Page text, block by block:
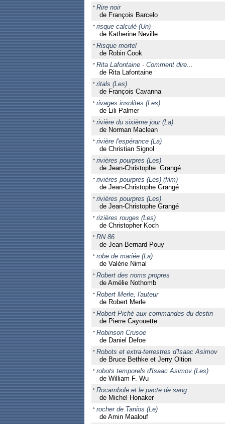
Rire noir
de François Barcelo
risque calculé (Un)
de Katherine Neville
Risque mortel
de Robin Cook
Rita Lafontaine - Comment dire...
de Rita Lafontaine
ritals (Les)
de François Cavanna
rivages insolites (Les)
de Lili Palmer
rivière du sixième jour (La)
de Norman Maclean
rivière l'espérance (La)
de Christian Signol
rivières pourpres (Les)
de Jean-Christophe Grangé
rivières pourpres (Les) (film)
de Jean-Christophe Grangé
rivières pourpres (Les)
de Jean-Christophe Grangé
rizières rouges (Les)
de Christopher Koch
RN 86
de Jean-Bernard Pouy
robe de mariée (La)
de Valérie Nimal
Robert des noms propres
de Amélie Nothomb
Robert Merle, l'auteur
de Robert Merle
Robert Piché aux commandes du destin
de Pierre Cayouette
Robinson Crusoe
de Daniel Defoe
Robots et extra-terrestres d'Isaac Asimov
de Bruce Bethke et Jerry Oltion
robots temporels d'Isaac Asimov (Les)
de William F. Wu
Rocambole et le pacte de sang
de Michel Honaker
rocher de Tanios (Le)
de Amin Maalouf